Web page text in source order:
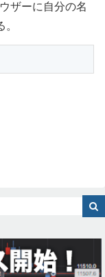
ザーに自分の名